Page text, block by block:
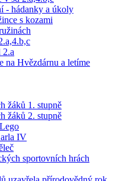
- hádanky a úkoly
s kozami
2.a
na Hvězdárnu a letíme
žáků 1. stupně
žáků 2. stupně
IV
sportovních hrách